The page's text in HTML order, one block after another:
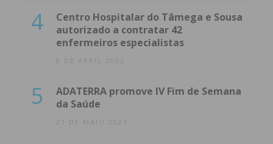
4
Centro Hospitalar do Tâmega e Sousa
autorizado a contratar 42
enfermeiros especialistas
8 DE ABRIL 2022
5
ADATERRA promove IV Fim de Semana
da Saúde
21 DE MAIO 2021